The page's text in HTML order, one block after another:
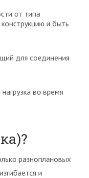
от типа
и быть
для соединения
во время
разноплановых
и